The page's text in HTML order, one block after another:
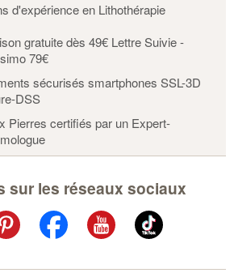
d'expérience en Lithothérapie
gratuite dès 49€ Lettre Suivie -
79€
sécurisés smartphones SSL-3D
DSS
Pierres certifiés par un Expert-
sur les réseaux sociaux